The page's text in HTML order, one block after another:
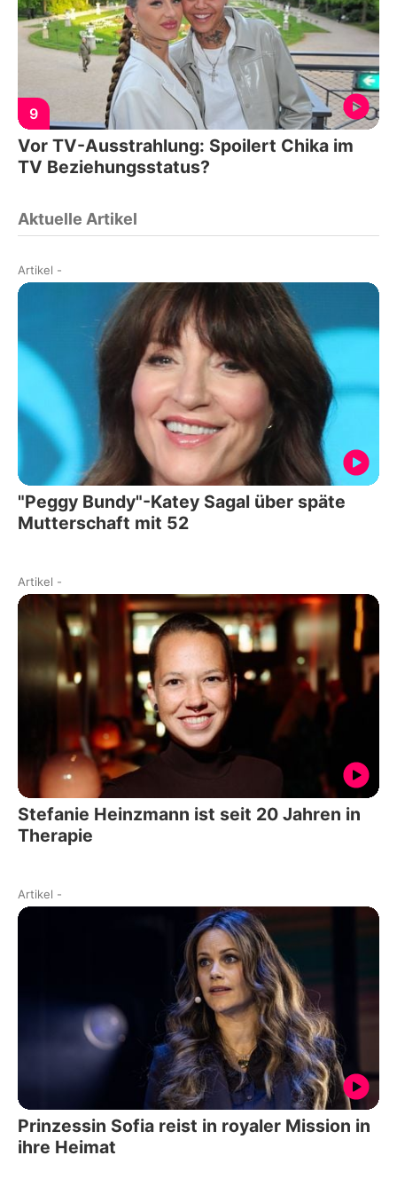
9
Vor TV-Ausstrahlung: Spoilert Chika im
TV Beziehungsstatus?
Aktuelle Artikel
Artikel -
"Peggy Bundy"-Katey Sagal über späte
Mutterschaft mit 52
Artikel -
Stefanie Heinzmann ist seit 20 Jahren in
Therapie
Artikel -
Prinzessin Sofia reist in royaler Mission in
ihre Heimat